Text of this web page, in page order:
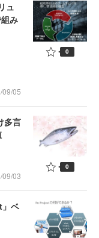
ュ
み
09/05
0
多言
09/03
0
ベ